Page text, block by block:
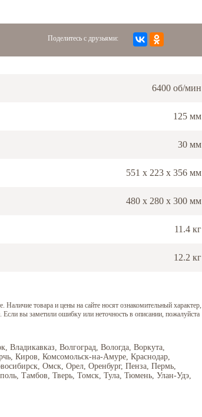
Поделитесь с друзьями:
6400 об/мин
125 мм
30 мм
551 х 223 х 356 мм
480 х 280 х 300 мм
11.4 кг
12.2 кг
товара и цены на сайте носят ознакомительный характер,
вы заметили ошибку или неточность в описании, пожалуйста
Владикавказ, Волгоград, Вологда, Воркута,
Киров, Комсомольск-на-Амуре, Краснодар,
Омск, Орел, Оренбург, Пенза, Пермь,
Тамбов, Тверь, Томск, Тула, Тюмень, Улан-Удэ,